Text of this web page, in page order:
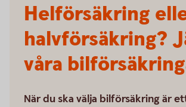
Helförsäkring
halvförsäkring?
våra
När du ska välja bilförsäkring är